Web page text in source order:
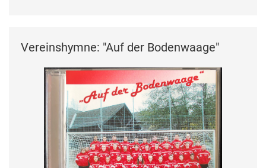
Vereinshymne: "Auf der Bodenwaage"